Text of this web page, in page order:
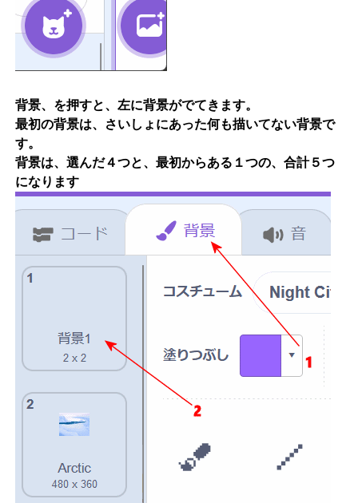
背景、を押すと、左に背景がでてきます。
最初の背景は、さいしょにあった何も描いてない背景で
す。
背景は、選んだ４つと、最初からある１つの、合計５つ
になります